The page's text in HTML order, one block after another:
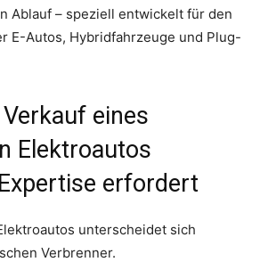
Ablauf – speziell entwickelt für den
E-Autos, Hybridfahrzeuge und Plug-
eines
Elektroautos
erfordert
unterscheidet sich
Verbrenner.